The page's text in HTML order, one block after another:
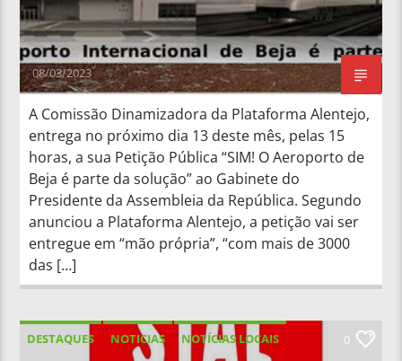
08/03/2023
A Comissão Dinamizadora da Plataforma Alentejo,
entrega no próximo dia 13 deste mês, pelas 15
horas, a sua Petição Pública “SIM! O Aeroporto de
Beja é parte da solução” ao Gabinete do
Presidente da Assembleia da República. Segundo
anunciou a Plataforma Alentejo, a petição vai ser
entregue em “mão própria”, “com mais de 3000
das […]
DESTAQUES NOTICIAS
NOTÍCIAS LOCAIS
0